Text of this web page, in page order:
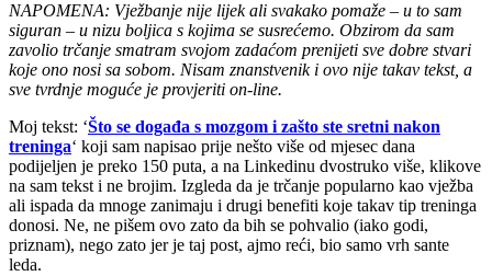
NAPOMENA: Vježbanje nije lijek ali svakako pomaže – u to sam
siguran – u nizu boljica s kojima se susrećemo. Obzirom da sam
zavolio trčanje smatram svojom zadaćom prenijeti sve dobre stvari
koje ono nosi sa sobom. Nisam znanstvenik i ovo nije takav tekst, a
sve tvrdnje moguće je provjeriti on-line.
Moj tekst: ‘Što se događa s mozgom i zašto ste sretni nakon
treninga‘ koji sam napisao prije nešto više od mjesec dana
podijeljen je preko 150 puta, a na Linkedinu dvostruko više, klikove
na sam tekst i ne brojim. Izgleda da je trčanje popularno kao vježba
ali ispada da mnoge zanimaju i drugi benefiti koje takav tip treninga
donosi. Ne, ne pišem ovo zato da bih se pohvalio (iako godi,
priznam), nego zato jer je taj post, ajmo reći, bio samo vrh sante
leda.